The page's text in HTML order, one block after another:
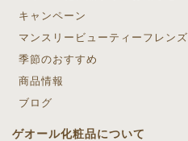
キャンペーン
マンスリービューティーフレンズ
季節のおすすめ
商品情報
ブログ
ゲオール化粧品について